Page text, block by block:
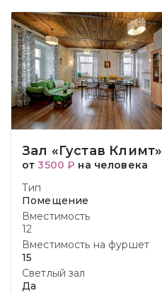
Зал «Густав Климт»
от3500 ₽ на человека
Тип
Помещение
Вместимость
12
Вместимость на фуршет
15
Светлый зал
Да